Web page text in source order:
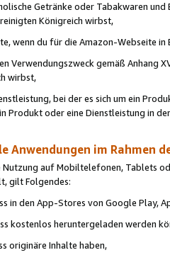
Getränke oder Tabakwaren
Königreich wirbst,
wenn du für die Amazon-Webseite in
Verwendungszweck gemäß Anhang
wirbst,
bei der es sich um ein
Produkt oder eine Dienstleistung in
Anwendungen im Rahmen
Nutzung auf Mobiltelefonen, Tablets
gilt Folgendes:
in den App-Stores von Google Play,
kostenlos heruntergeladen werden
originäre Inhalte haben,